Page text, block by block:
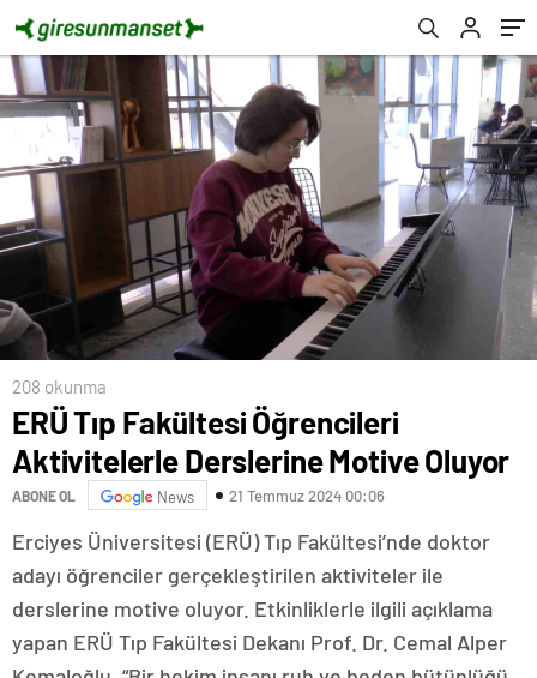
208 okunma
ERÜ Tıp Fakültesi Öğrencileri
Aktivitelerle Derslerine Motive Oluyor
ABONE OL News 21 Temmuz 2024 00:06
Erciyes Üniversitesi (ERÜ) Tıp Fakültesi’nde doktor
adayı öğrenciler gerçekleştirilen aktiviteler ile
derslerine motive oluyor. Etkinliklerle ilgili açıklama
yapan ERÜ Tıp Fakültesi Dekanı Prof. Dr. Cemal Alper